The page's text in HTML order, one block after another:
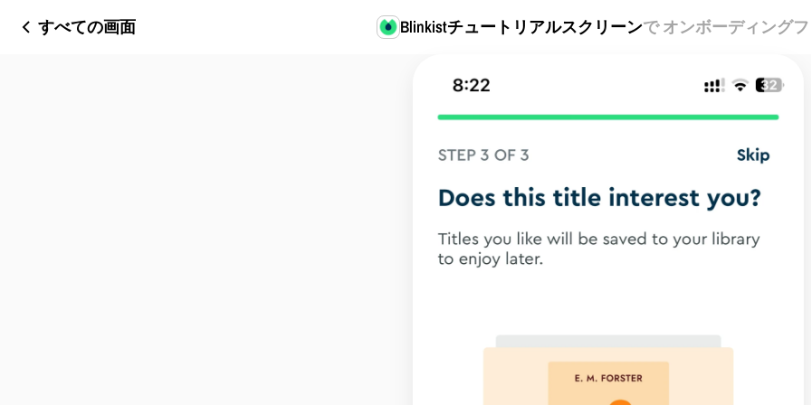
すべての画面 Blinkistチュートリアルスクリーンで オンボーディング